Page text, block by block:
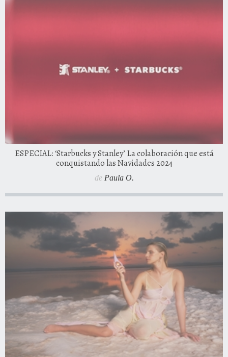
ESPECIAL: ‘Starbucks y Stanley’ La colaboración que está
conquistando las Navidades 2024
de Paula O.